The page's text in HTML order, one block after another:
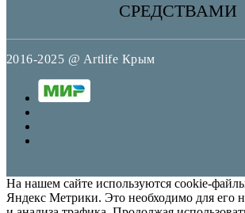
СРЕДСТВАМИ
2016-2025 @ Artlife Крым
На нашем сайте используются cookie-
Яндекс Метрики. Это необходимо для его